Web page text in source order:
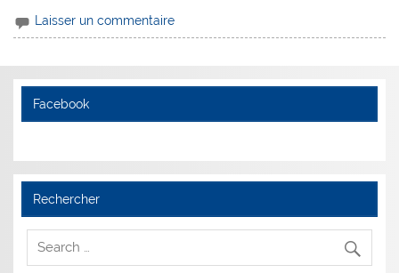
Laisser un commentaire
Facebook
Rechercher